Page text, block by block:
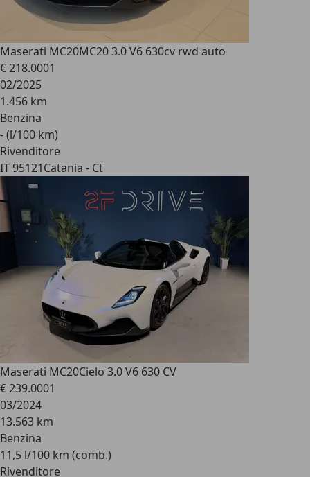
Maserati MC20MC20 3.0 V6 630cv rwd auto
€ 218.0001
02/2025
1.456 km
Benzina
- (l/100 km)
Rivenditore
IT 95121Catania - Ct
Maserati MC20Cielo 3.0 V6 630 CV
€ 239.0001
03/2024
13.563 km
Benzina
11,5 l/100 km (comb.)
Rivenditore